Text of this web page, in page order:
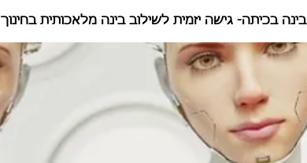
בינה בכיתה- גישה יזמית לשילוב בינה מלאכותית בחינוך